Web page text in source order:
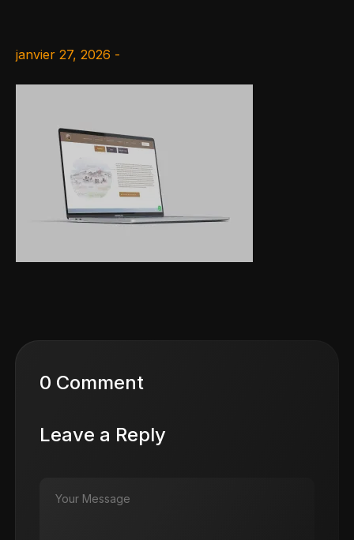
janvier 27, 2026 -
0 Comment
Leave a Reply